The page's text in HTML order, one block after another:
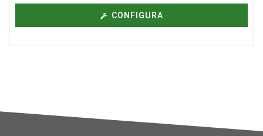
CONFIGURA